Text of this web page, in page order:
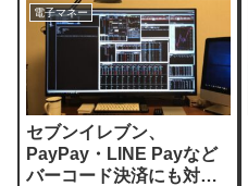
電子マネー
セブンイレブン、
PayPay・LINE Payなど
バーコード決済にも対応